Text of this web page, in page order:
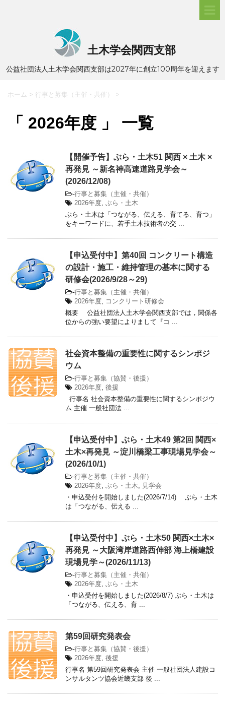
土木学会関西支部
公益社団法人土木学会関西支部は2027年に創立100周年を迎えます
ホーム > 行事と募集（主催・共催） >
「 2026年度 」 一覧
【開催予告】ぶら・土木51 関西 × 土木 ×
再発見 ～新名神高速道路見学会～
(2026/12/08)
-行事と募集（主催・共催）
2026年度 ぶら・土木
ぶら・土木は「つながる、伝える、育てる、育つ」
をキーワードに、若手土木技術者の交 ...
【申込受付中】第40回 コンクリート構造
の設計・施工・維持管理の基本に関する
研修会(2026/9/28～29)
-行事と募集（主催・共催）
2026年度
コンクリート研修会
概要 公益社団法人土木学会関西支部では，関係各
位からの強い要望によりまして『コ ...
社会資本整備の重要性に関するシンポジ
ウム
-行事と募集（協賛・後援）
2026年度 後援
行事名 社会資本整備の重要性に関するシンポジウ
ム 主催 一般社団法 ...
【申込受付中】ぶら・土木49 第2回 関西×
土木×再発見 ～淀川橋梁工事現場見学会～
(2026/10/1)
-行事と募集（主催・共催）
2026年度 ぶら・土木
見学会
・申込受付を開始しました(2026/7/14) ぶら・土木
は「つながる、伝える ...
【申込受付中】ぶら・土木50 関西×土木×
再発見 ～大阪湾岸道路西伸部 海上橋建設
現場見学～(2026/11/13)
-行事と募集（主催・共催）
2026年度 ぶら・土木
・申込受付を開始しました(2026/8/7) ぶら・土木は
「つながる、伝える、育 ...
第59回研究発表会
-行事と募集（協賛・後援）
2026年度 後援
行事名 第59回研究発表会 主催 一般社団法人建設コ
ンサルタンツ協会近畿支部 後 ...